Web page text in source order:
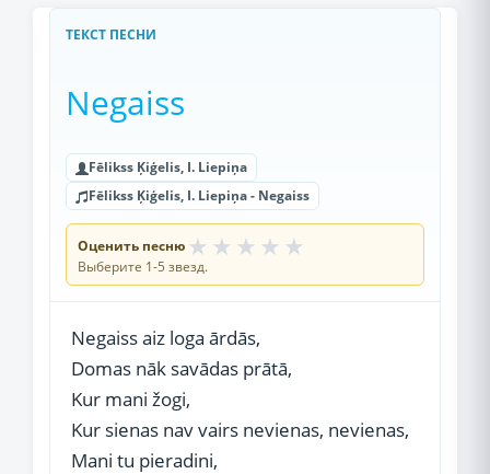
ТЕКСТ ПЕСНИ
Negaiss
Fēlikss Ķiģelis, I. Liepiņa
Fēlikss Ķiģelis, I. Liepiņa - Negaiss
Оценить песню ★ ★ ★ ★ ★
Выберите 1-5 звезд.
Negaiss aiz loga ārdās,
Domas nāk savādas prātā,
Kur mani žogi,
Kur sienas nav vairs nevienas, nevienas,
Mani tu pieradini,